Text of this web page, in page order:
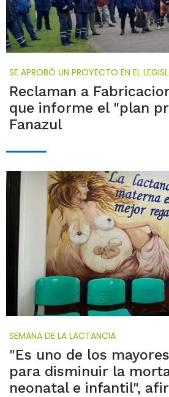
SE APROBÓ UN PROYECTO EN EL
Reclaman a
que informe el "plan
Fanazul
SEMANA DE LA LACTANCIA
"Es uno de los
para disminuir la
neonatal e infantil",